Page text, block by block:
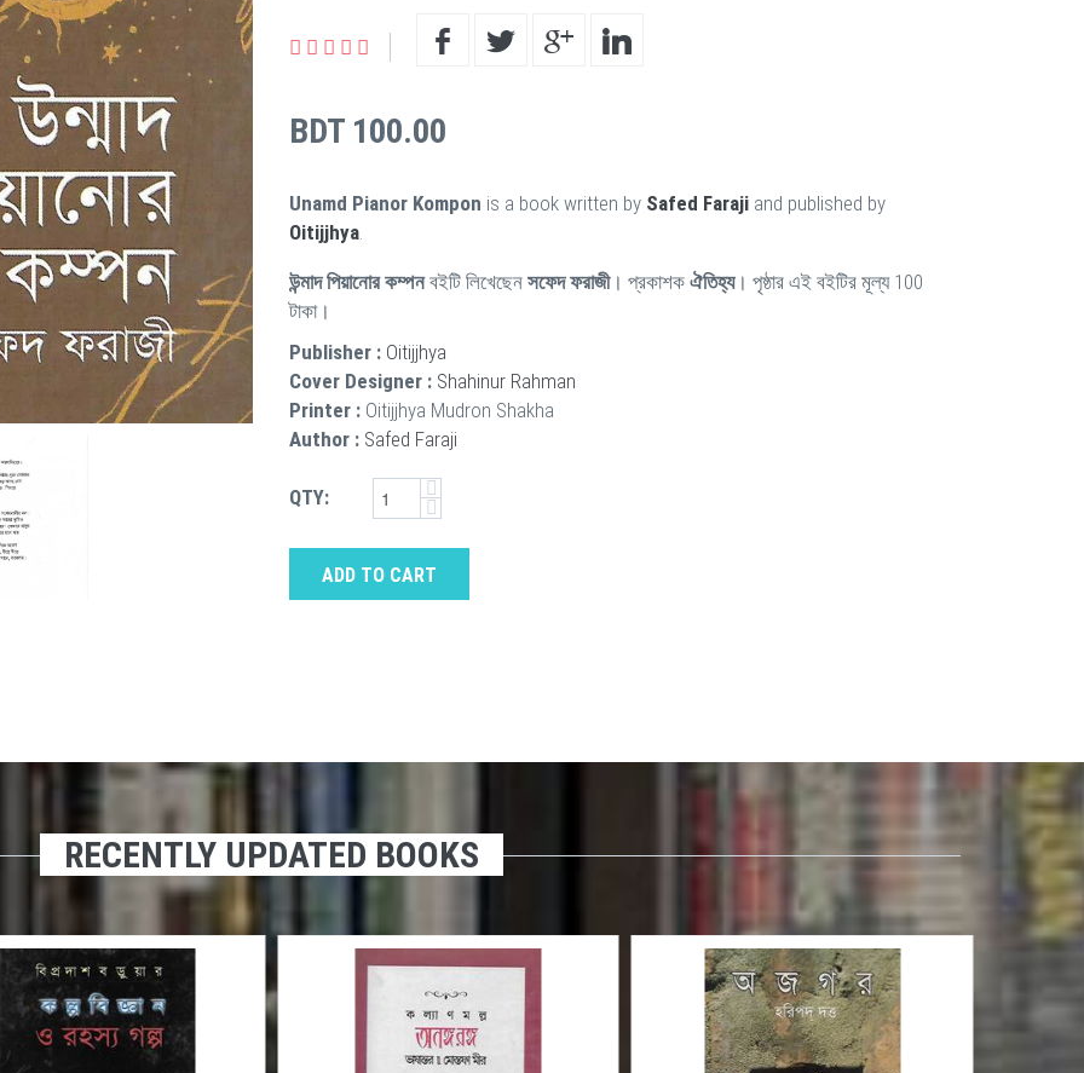
BDT 100.00
Unamd Pianor Kompon is a book written by Safed Faraji and published by
Oitijjhya.
উন্মাদ পিয়ানোর কম্পনবইটি লিখেছেন সফেদ ফরাজী। প্রকাশক ঐতিহ্য। পৃষ্ঠার এই বইটির মূল্য 100
টাকা।
Publisher : Oitijjhya
Cover Designer : Shahinur Rahman
Printer : Oitijjhya Mudron Shakha
Author : Safed Faraji
QTY:
ADD TO CART
RECENTLY UPDATED BOOKS